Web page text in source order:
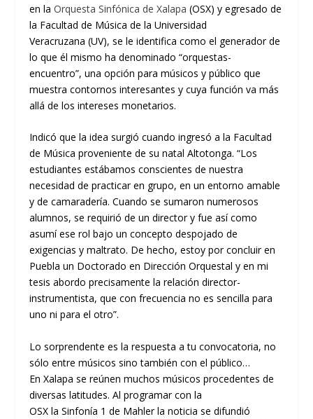
en laOrquesta Sinfónica de Xalapa (OSX)y egresado de
la Facultad de Música de la Universidad
Veracruzana (UV), se le identifica como el generador de
lo que él mismo ha denominado “orquestas-
encuentro”, una opción para músicos y público que
muestra contornos interesantes y cuya función va más
allá de los intereses monetarios.
Indicó que la idea surgió cuando ingresó a la Facultad
de Música proveniente de su natal Altotonga. “Los
estudiantes estábamos conscientes de nuestra
necesidad de practicar en grupo, en un entorno amable
y de camaradería. Cuando se sumaron numerosos
alumnos, se requirió de un director y fue así como
asumí ese rol bajo un concepto despojado de
exigencias y maltrato. De hecho, estoy por concluir en
Puebla un Doctorado en DirecciónOrquestal y en mi
tesis abordo precisamente la relación director-
instrumentista, que con frecuencia no es sencillapara
uno ni para el otro”.
Lo sorprendente es la respuesta a tu convocatoria, no
sólo entre músicos sino también con el público…
En Xalapa se reúnen muchos músicos procedentes de
diversas latitudes. Al programar con la
OSXlaSinfonía 1de Mahlerla noticia se difundió